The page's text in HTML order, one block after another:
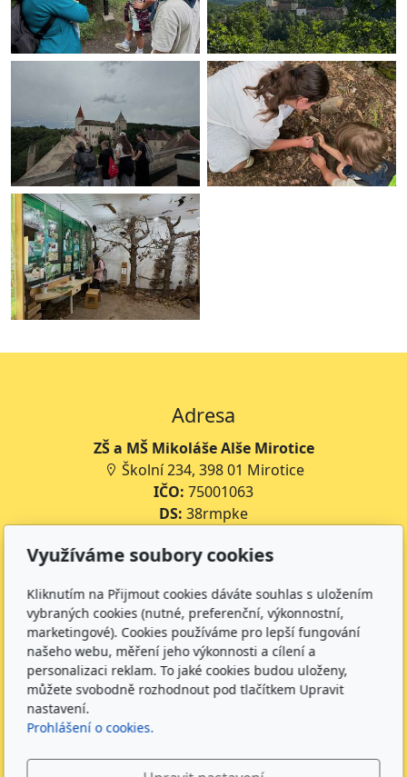
Adresa
ZŠ a MŠ Mikoláše Alše Mirotice
Školní 234, 398 01 Mirotice
IČO: 75001063
DS: 38rmpke
Číslo účtu jídelny:643227399/0800
Kontakt
+420 734 316 620 - Ředitel školy
+420 733 539 322 - Zástupce ředitele pro předškolní
vzdělávání
+420 733 539 323 - Školní družina
+420 733 539 324 - Školní jídelna
Využíváme soubory cookies
Kliknutím na Přijmout cookies dáváte souhlas s uložením
vybraných cookies (nutné, preferenční, výkonnostní,
marketingové). Cookies používáme pro lepší fungování
našeho webu, měření jeho výkonnosti a cílení a
personalizaci reklam. To jaké cookies budou uloženy,
můžete svobodně rozhodnout pod tlačítkem Upravit
nastavení.
Prohlášení o cookies.